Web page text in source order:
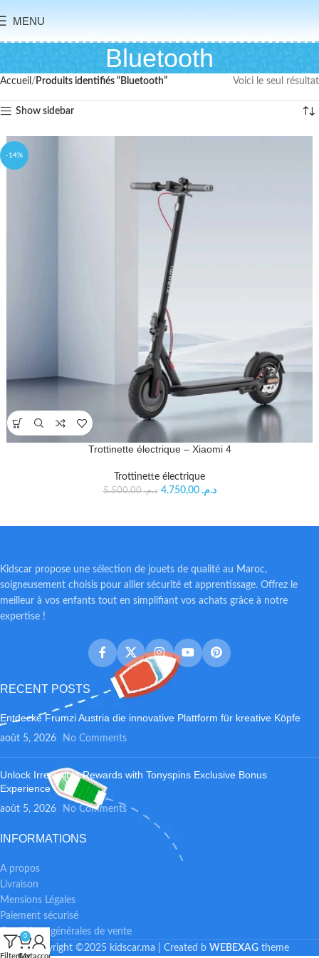
MENU
Bluetooth
Accueil Produits identifiés “Bluetooth” Voici le seul résultat
Show sidebar
-14%
Trottinette électrique – Xiaomi 4
Trottinette électrique
د.م.5.500,00 د.م. 4.750,00
Kidscar propose une sélection de jouets de qualité au Maroc,
soigneusement choisis pour allier sécurité et apprentissage. Offrez le
meilleur à vos enfants tout en simplifiant vos achats grâce à notre
expertise !
RECENT POSTS
Entdecke Frumzi Austria die innovative Plattform für kreative Köpfe
août 5, 2026 No Comments
Unlock Irresistible Rewards with Tonyspins Exclusive Bonus
Experience
août 5, 2026 No Comments
INFORMATIONS
A propos
Livraison
Mensions Légales
Paiement sécurisé
Conditions générales de vente
Copyright ©2025 kidscar.ma | Created b WEBEXAG theme
Filters
0
Cart
My account